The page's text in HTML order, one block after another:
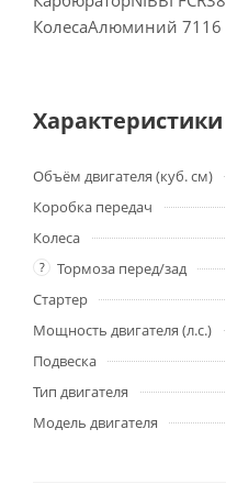
КолесаАлюминий 7116
Характеристики
Объём двигателя (куб. см)
Коробка передач
Колеса
? Тормоза перед/зад
Стартер
Мощность двигателя (л.с.)
Подвеска
Тип двигателя
Модель двигателя